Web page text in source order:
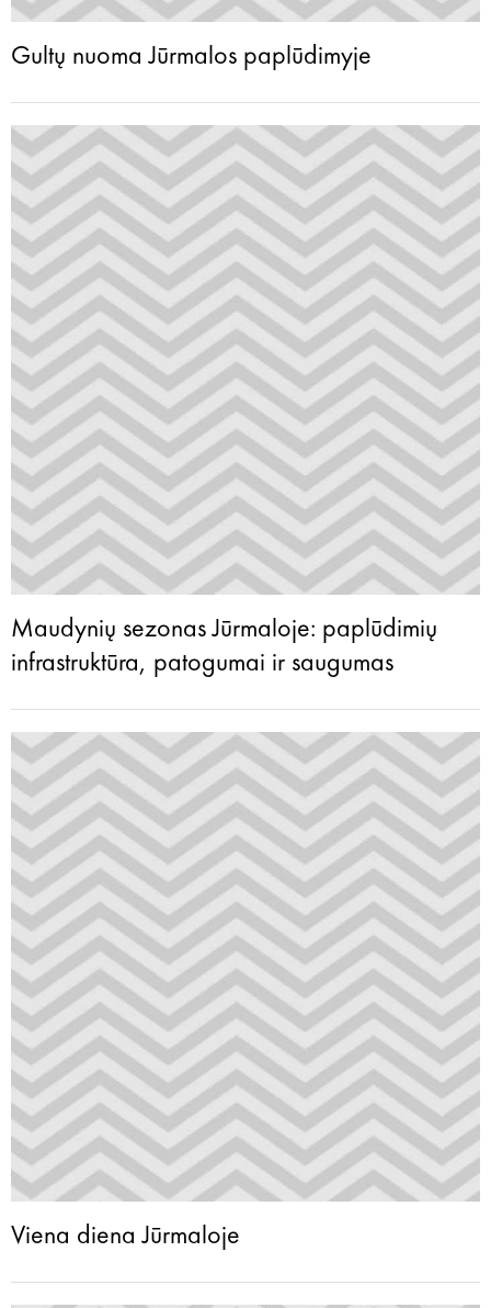
Gultų nuoma Jūrmalos paplūdimyje
Maudynių sezonas Jūrmaloje: paplūdimių
infrastruktūra, patogumai ir saugumas
Viena diena Jūrmaloje